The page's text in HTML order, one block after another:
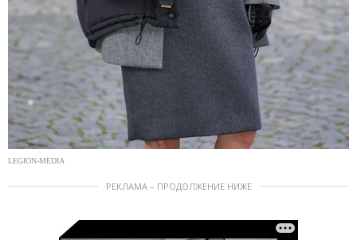
LEGION-MEDIA
РЕКЛАМА – ПРОДОЛЖЕНИЕ НИЖЕ